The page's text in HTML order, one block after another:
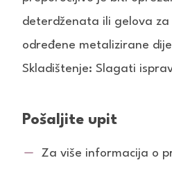
deterdženata ili gelova
određene metalizirane
Skladištenje: Slagati
Pošaljite upit
Za više informacija o